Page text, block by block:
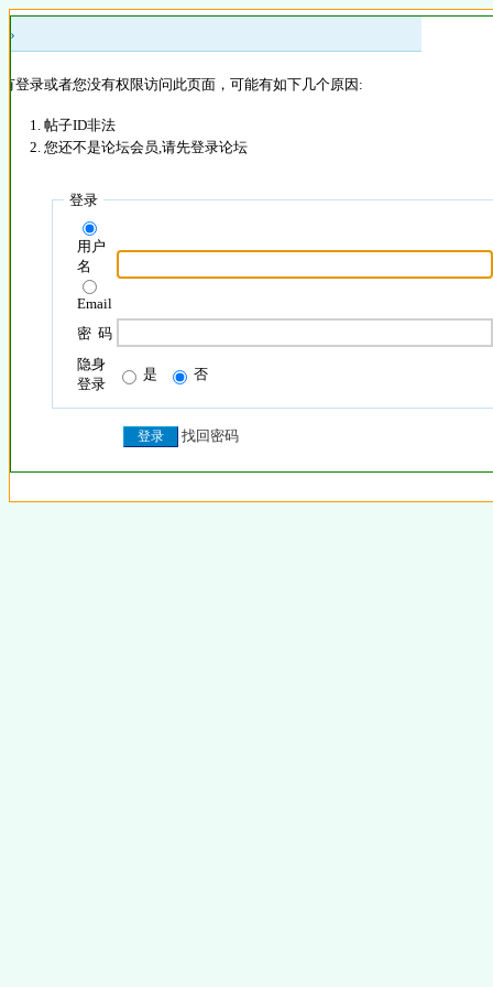
»
登录或者您没有权限访问此页面，可能有如下几个原因:
帖子ID非法
您还不是论坛会员,请先登录论坛
登录
用户
名
Email
密 码
隐身
登录
是 否
找回密码